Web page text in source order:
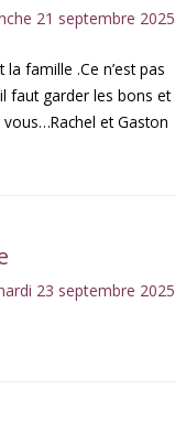
21 septembre 2025
famille .Ce n’est pas
faut garder les bons et
et Gaston
23 septembre 2025